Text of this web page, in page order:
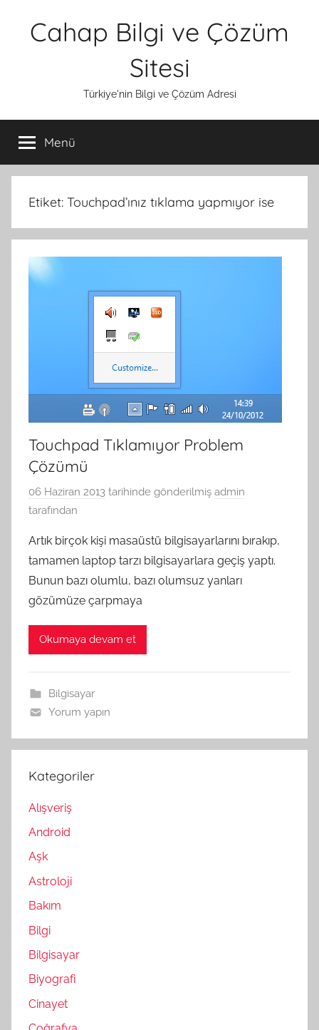
Cahap Bilgi ve Çözüm
Sitesi
Türkiye'nin Bilgi ve Çözüm Adresi
Menü
Etiket: Touchpad’ınız tıklama yapmıyor ise
Touchpad Tıklamıyor Problem
Çözümü
06 Haziran 2013 tarihinde gönderilmiş admin
tarafından
Artık birçok kişi masaüstü bilgisayarlarını bırakıp,
tamamen laptop tarzı bilgisayarlara geçiş yaptı.
Bunun bazı olumlu, bazı olumsuz yanları
gözümüze çarpmaya
Okumaya devam et
Bilgisayar
Yorum yapın
Kategoriler
Alışveriş
Android
Aşk
Astroloji
Bakım
Bilgi
Bilgisayar
Biyografi
Cinayet